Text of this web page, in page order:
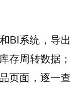
BI系统，导出
存周转数据；
页面，逐一查